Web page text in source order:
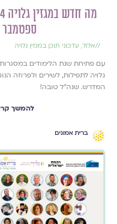
ספטמבר 2023
//אלול, עדכוני תוכן במגזין גלויה
עם פתיחת שנת הלימודים במסגרות
גלויה לתפילות, לשירים ולפרוזה
המדרש. שנה״ל טובה!
להמשך
ברית אמונים